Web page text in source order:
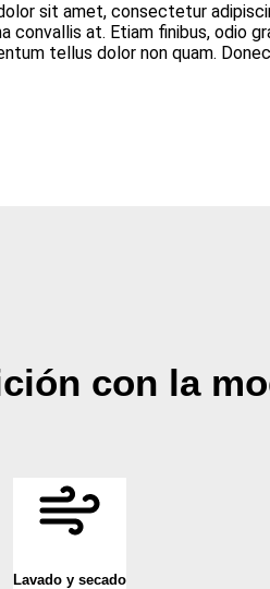
sit amet, consectetur
convallis at. Etiam finibus, odio
tellus dolor non quam.
con la
Lavado y secado